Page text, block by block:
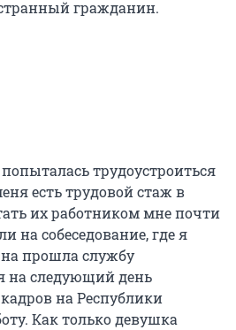
гражданин.
трудоустроиться
есть трудовой стаж в
их работником мне почти
на собеседование, где я
прошла службу
на следующий день
на Республики
Как только девушка